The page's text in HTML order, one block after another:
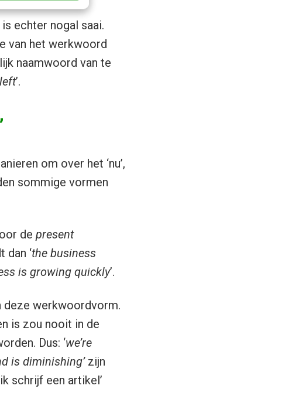
is echter nogal saai.
van het werkwoord
naamwoord van te
’.
om over het ‘nu’,
sommige vormen
de present
dan ‘the business
is growing quickly’.
deze werkwoordvorm.
is zou nooit in de
Dus: ‘we’re
is diminishing’ zijn
schrijf een artikel’